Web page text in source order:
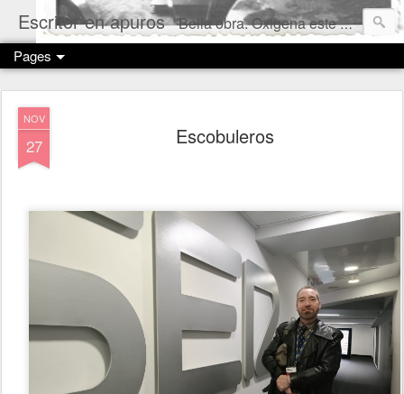
Escritor en apuros "Bella obra. Oxigena este mundo tan superfluo". Qué bonito comentario.
Pages
NOV
27 Escobuleros